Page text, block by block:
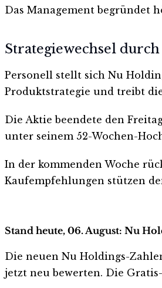
Das Management begründet
Strategiewechsel
Personell stellt sich Nu
Produktstrategie und treibt
Die Aktie beendete den
unter seinem 52-Wochen-
In der kommenden Woche
Kaufempfehlungen stützen
Stand heute, 06. August: Nu
Die neuen Nu Holdings-
jetzt neu bewerten. Die